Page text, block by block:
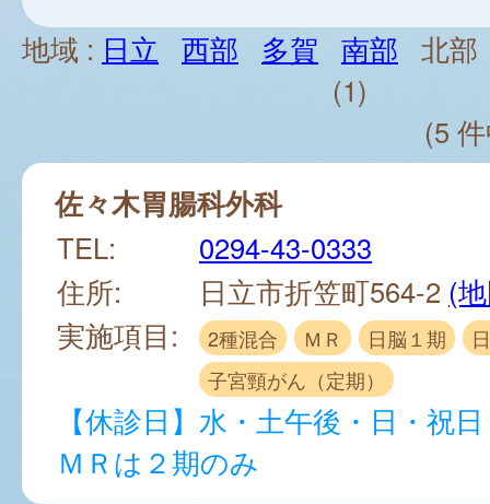
地域 : 日立 西部 多賀 南部
北部
(1)
(5
佐々木胃腸科外科
TEL:
0294-43-0333
住所:
日立市折笠町564-2 (
実施項目:
2種混合 ＭＲ 日脳１期
子宮頸がん（定期）
【休診日】水・土午後・日・祝日
ＭＲは２期のみ